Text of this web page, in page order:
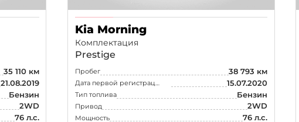
35 110 км
21.08.2019
Бензин
2WD
76 л.с.
Kia Morning
Комплектация
Prestige
Пробег 38 793 км
Дата первой регистрации 15.07.2020
Тип топлива Бензин
Привод 2WD
Мощность 76 л.с.